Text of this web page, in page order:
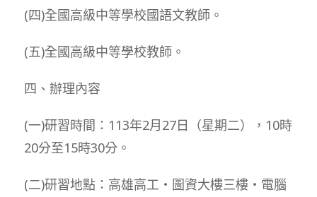
(四)全國高級中等學校國語文教師。
(五)全國高級中等學校教師。
四、辦理內容
(一)研習時間：113年2月27日（星期二），10時
20分至15時30分。
(二)研習地點：高雄高工‧圖資大樓三樓‧電腦